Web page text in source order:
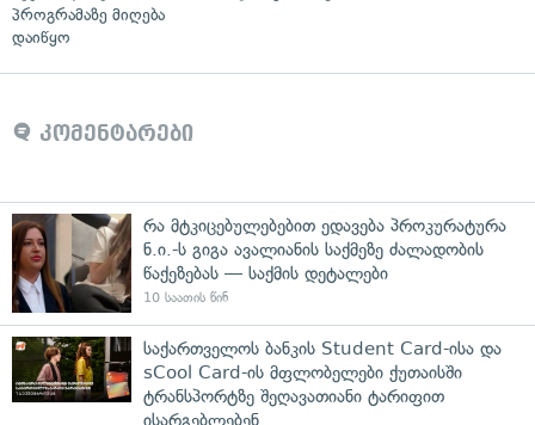
პროგრამაზე მიღება
დაიწყო
კომენტარები
რა მტკიცებულებებით ედავება პროკურატურა
ნ.ი.-ს გიგა ავალიანის საქმეზე ძალადობის
წაქეზებას — საქმის დეტალები
10 საათის წინ
საქართველოს ბანკის Student Card-ისა და
sCool Card-ის მფლობელები ქუთაისში
ტრანსპორტზე შეღავათიანი ტარიფით
ისარგებლებენ